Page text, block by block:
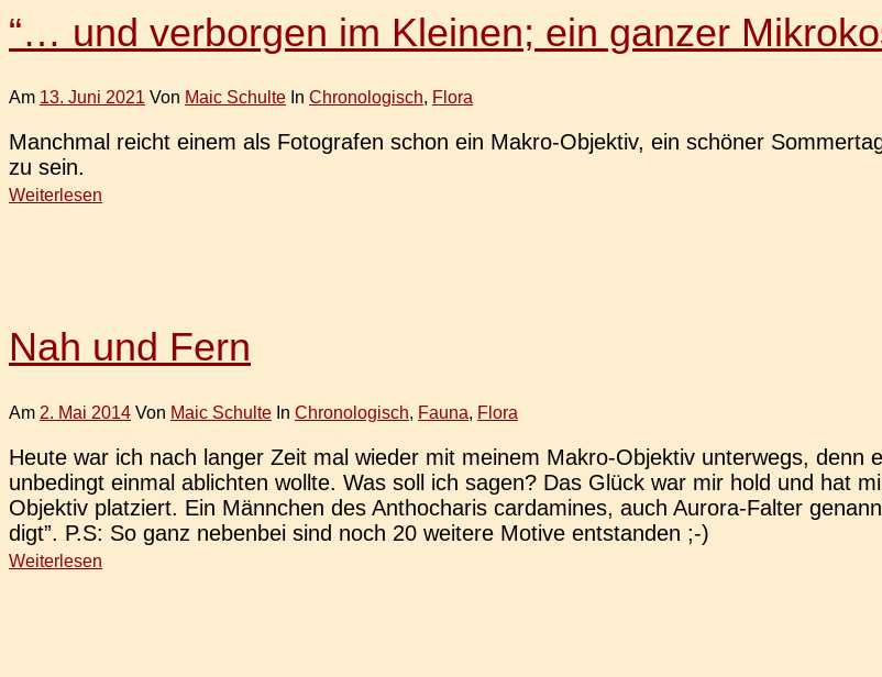
“… und verborgen im Kleinen; ein ganzer
Am 13. Juni 2021 Von Maic Schulte In Chronologisch, Flora
Manch­mal reicht einem als Foto­gra­fen schon ein Makro-Objek­­tiv, ein schö­ner
zu sein.
Weiterlesen
Nah und Fern
Am 2. Mai 2014 Von Maic Schulte In Chronologisch, Fauna, Flora
Heute war ich nach langer Zeit mal wieder mit meinem Makro-Objek­­tiv unter­wegs, denn
unbe­dingt einmal ablich­ten wollte. Was soll ich sagen? Das Glück war mir hold und hat
Objek­tiv plat­ziert. Ein Männ­chen des Anthoch­aris car­da­mi­nes, auch Aurora-Falter
digt”. P.S: So ganz neben­bei sind noch 20 wei­te­re Motive entstanden ;-)
Weiterlesen